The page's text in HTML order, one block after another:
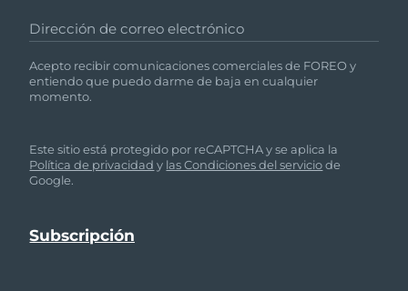
Dirección de correo electrónico
Acepto recibir comunicaciones comerciales de FOREO y
entiendo que puedo darme de baja en cualquier
momento.
Este sitio está protegido por reCAPTCHA y se aplica la
Política de privacidad y las Condiciones del serviciode
Google.